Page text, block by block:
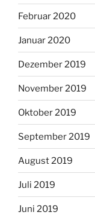
Februar 2020
Januar 2020
Dezember 2019
November 2019
Oktober 2019
September 2019
August 2019
Juli 2019
Juni 2019